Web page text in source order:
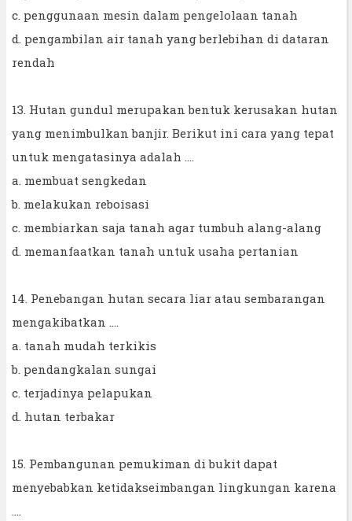
c. penggunaan mesin dalam pengelolaan tanah
d. pengambilan air tanah yang berlebihan di dataran
rendah
13. Hutan gundul merupakan bentuk kerusakan hutan
yang menimbulkan banjir. Berikut ini cara yang tepat
untuk mengatasinya adalah ....
a. membuat sengkedan
b. melakukan reboisasi
c. membiarkan saja tanah agar tumbuh alang-alang
d. memanfaatkan tanah untuk usaha pertanian
14. Penebangan hutan secara liar atau sembarangan
mengakibatkan ....
a. tanah mudah terkikis
b. pendangkalan sungai
c. terjadinya pelapukan
d. hutan terbakar
15. Pembangunan pemukiman di bukit dapat
menyebabkan ketidakseimbangan lingkungan karena